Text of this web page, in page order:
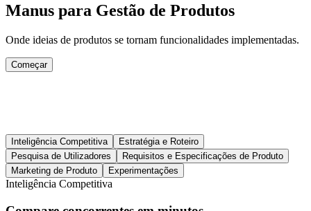
Manus para Gestão de Produtos
Onde ideias de produtos se tornam funcionalidades implementadas.
Começar
Inteligência Competitiva
Estratégia e Roteiro
Pesquisa de Utilizadores
Requisitos e Especificações de Produto
Marketing de Produto
Experimentações
Inteligência Competitiva